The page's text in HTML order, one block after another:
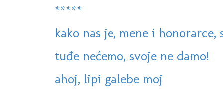
*****
kako nas je, mene i honorarce,
tuđe nećemo, svoje ne damo!
ahoj, lipi galebe moj